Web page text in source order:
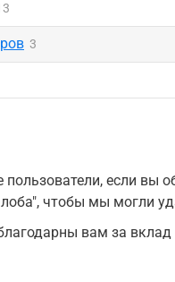
3
если вы
чтобы мы могли
вам за вклад